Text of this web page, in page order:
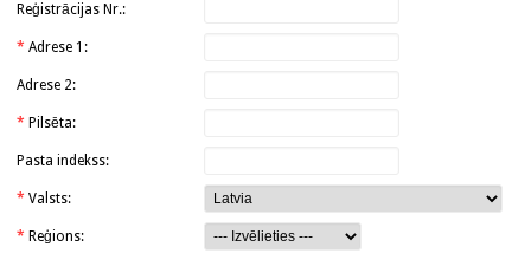
Reģistrācijas Nr.:
* Adrese 1:
Adrese 2:
* Pilsēta:
Pasta indekss:
* Valsts:
* Reģions: